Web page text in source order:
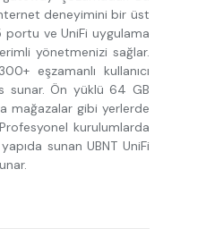
deneyimini bir üst
portu ve UniFi uygulama
yönetmenizi sağlar.
eşzamanlı kullanıcı
sunar. Ön yüklü 64 GB
mağazalar gibi yerlerde
kurulumlarda
sunan UBNT UniFi